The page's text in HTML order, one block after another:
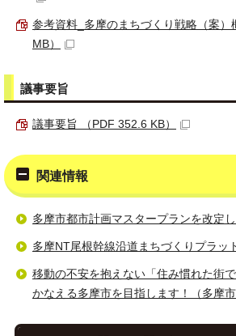
参考資料_多摩のまちづくり戦略（案）
MB）
議事要旨
議事要旨 （PDF 352.6 KB）
関連情報
多摩市都市計画マスタープランを改定
多摩NT尾根幹線沿道まちづくりプラッ
移動の不安を抱えない「住み慣れた街
かなえる多摩市を目指します！（多摩